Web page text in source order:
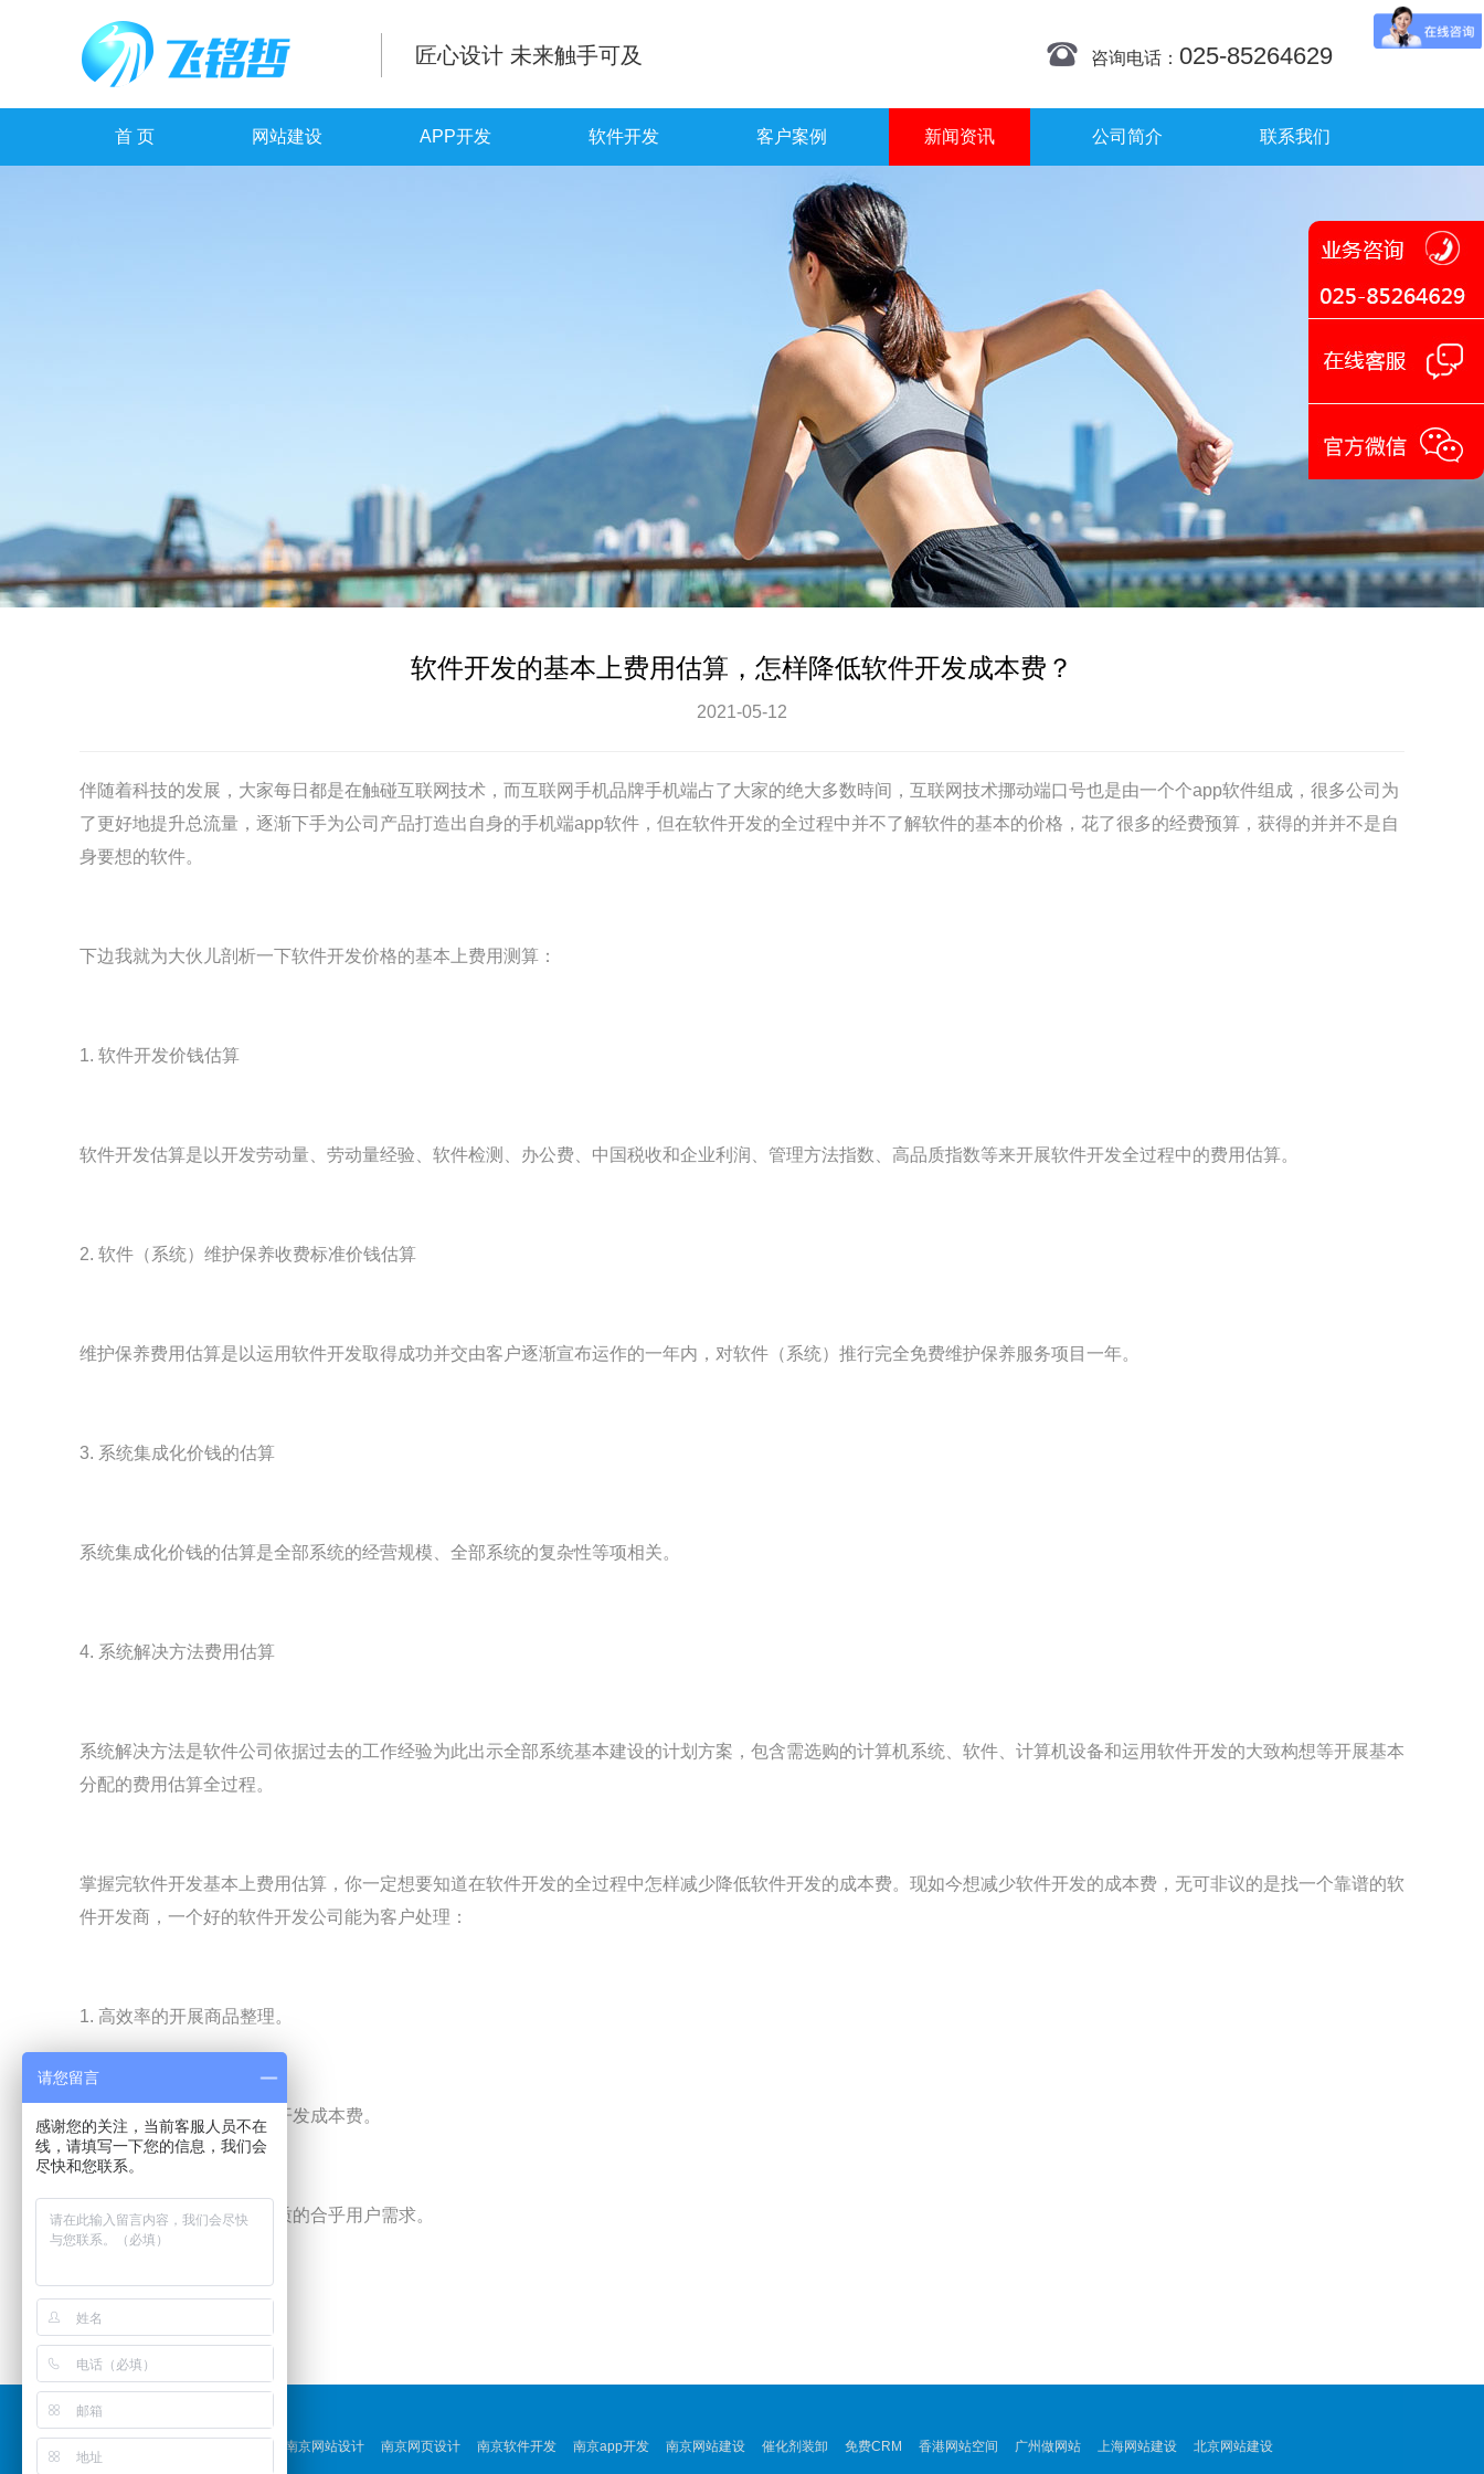
匠心设计 未来触手可及 咨询电话： 025-85264629
首 页 网站建设 APP开发 软件开发 客户案例 新闻资讯 公司简介 联系我们
软件开发的基本上费用估算，怎样降低软件开发成本费？
2021-05-12
伴随着科技的发展，大家每日都是在触碰互联网技术，而互联网手机品牌手机端占了大家的绝大多数時间，互联网技术挪动端口号也是由一个个app软件组成，很多公司为
了更好地提升总流量，逐渐下手为公司产品打造出自身的手机端app软件，但在软件开发的全过程中并不了解软件的基本的价格，花了很多的经费预算，获得的并并不是自
身要想的软件。
下边我就为大伙儿剖析一下软件开发价格的基本上费用测算：
1. 软件开发价钱估算
软件开发估算是以开发劳动量、劳动量经验、软件检测、办公费、中国税收和企业利润、管理方法指数、高品质指数等来开展软件开发全过程中的费用估算。
2. 软件（系统）维护保养收费标准价钱估算
维护保养费用估算是以运用软件开发取得成功并交由客户逐渐宣布运作的一年内，对软件（系统）推行完全免费维护保养服务项目一年。
3. 系统集成化价钱的估算
系统集成化价钱的估算是全部系统的经营规模、全部系统的复杂性等项相关。
4. 系统解决方法费用估算
系统解决方法是软件公司依据过去的工作经验为此出示全部系统基本建设的计划方案，包含需选购的计算机系统、软件、计算机设备和运用软件开发的大致构想等开展基本
分配的费用估算全过程。
掌握完软件开发基本上费用估算，你一定想要知道在软件开发的全过程中怎样减少降低软件开发的成本费。现如今想减少软件开发的成本费，无可非议的是找一个靠谱的软
件开发商，一个好的软件开发公司能为客户处理：
1. 高效率的开展商品整理。
2. 减少开发周期时间节省开发成本费。
3. 确保开发出的商品高品质的合乎用户需求。
友情链接：
南京网站设计 南京网页设计 南京软件开发 南京app开发 南京网站建设 催化剂装卸 免费CRM 香港网站空间 广州做网站 上海网站建设
北京网站建设
请您留言
感谢您的关注，当前客服人员不在
线，请填写一下您的信息，我们会
尽快和您联系。